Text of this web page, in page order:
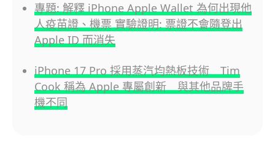
專題: 解釋 iPhone Apple Wallet 為何出現他
人疫苗證、機票 實驗證明: 票證不會隨登出
Apple ID 而消失
iPhone 17 Pro 採用蒸汽均熱板技術 Tim
Cook 稱為 Apple 專屬創新 與其他品牌手
機不同